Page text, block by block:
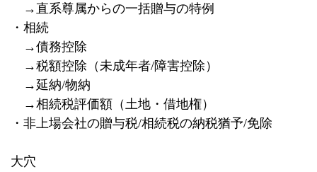
→直系尊属からの一括贈与の特例
・相続
→債務控除
→税額控除（未成年者/障害控除）
→延納/物納
→相続税評価額（土地・借地権）
・非上場会社の贈与税/相続税の納税猶予/免除
大穴